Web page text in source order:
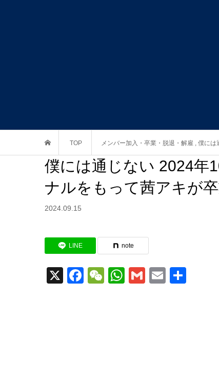
TOP メンバー加入・卒業・脱退・解雇 , 僕には
僕には通じない 2024年
ナルをもって茜アキが
2024.09.15
LINE note
X Facebook
WeChat
WhatsApp
GmailEmail